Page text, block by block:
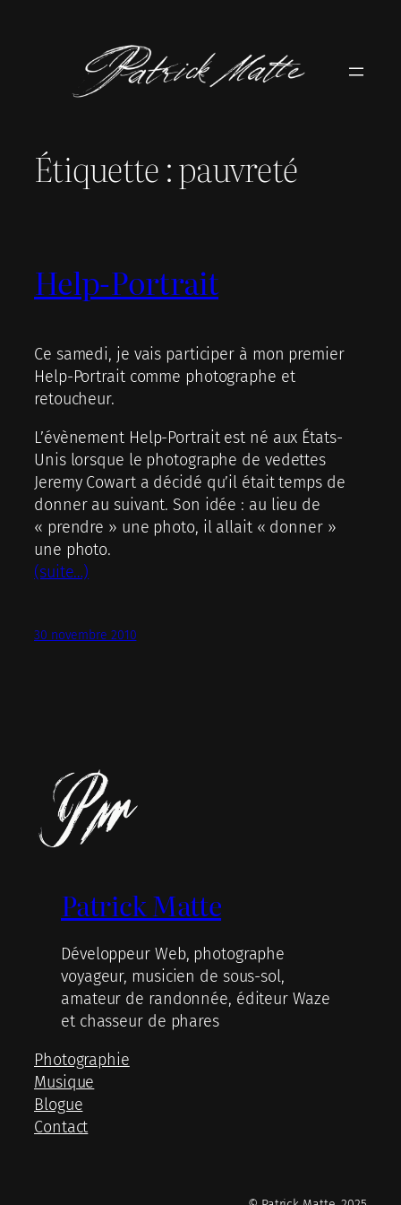
Étiquette :pauvreté
Help-Portrait
Ce samedi, je vais participer à mon premier
Help-Portrait comme photographe et
retoucheur.
L’évènement Help-Portrait est né aux États-
Unis lorsque le photographe de vedettes
Jeremy Cowart a décidé qu’il était temps de
donner au suivant. Son idée : au lieu de
« prendre » une photo, il allait « donner »
une photo.
(suite…)
30 novembre 2010
Patrick Matte
Développeur Web, photographe
voyageur, musicien de sous-sol,
amateur de randonnée, éditeur Waze
et chasseur de phares
Photographie
Musique
Blogue
Contact